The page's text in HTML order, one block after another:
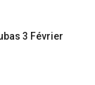
3 Février